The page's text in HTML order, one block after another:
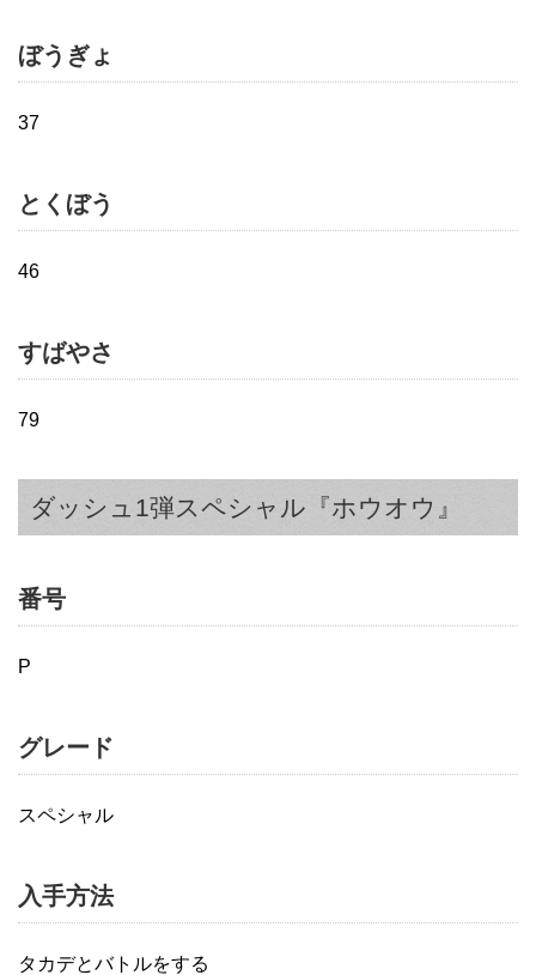
ぼうぎょ
37
とくぼう
46
すばやさ
79
ダッシュ1弾スペシャル『ホウオウ』
番号
P
グレード
スペシャル
入手方法
タカデとバトルをする